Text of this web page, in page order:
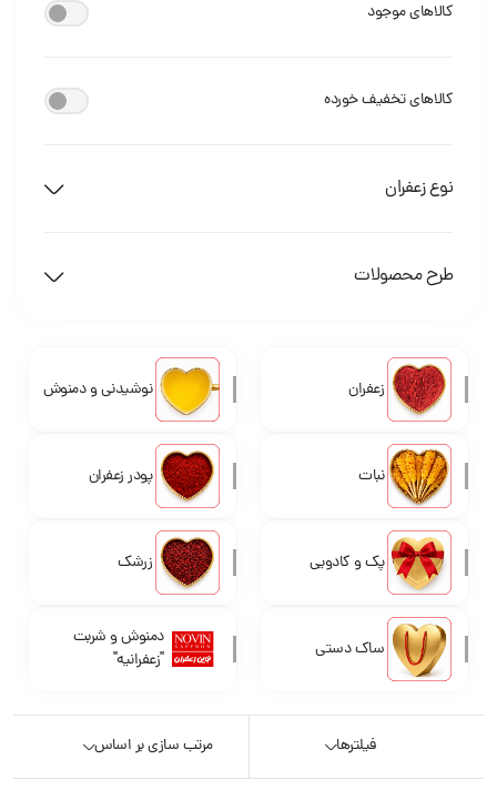
کالاهای موجود
کالاهای تخفیف خورده
نوع زعفران
طرح محصولات
زعفران نوشیدنی و دمنوش
نبات پودر زعفران
پک و کادویی زرشک
ساک دستی
دمنوش و شربت
"زعفرانیه"
فیلترها مرتب سازی بر اساس